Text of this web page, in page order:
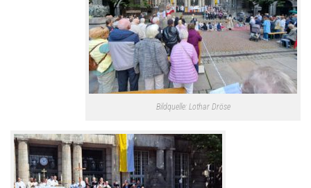
Bildquelle: Lothar Dröse